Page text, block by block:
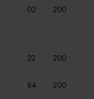
02 200
22 200
84 200